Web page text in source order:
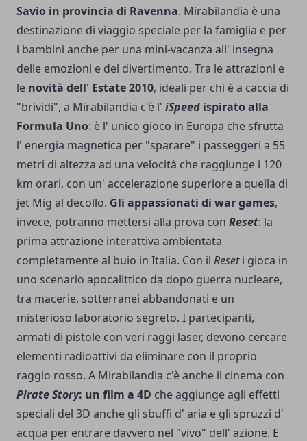
Savio in provincia di Ravenna. Mirabilandia è una
destinazione di viaggio speciale per la famiglia e per
i bambini anche per una mini-vacanza all' insegna
delle emozioni e del divertimento. Tra le attrazioni e
le novità dell' Estate 2010, ideali per chi è a caccia di
"brividi", a Mirabilandia c'è l' iSpeed ispirato alla
Formula Uno: è l' unico gioco in Europa che sfrutta
l' energia magnetica per "sparare" i passeggeri a 55
metri di altezza ad una velocità che raggiunge i 120
km orari, con un' accele­razione superiore a quella di
jet Mig al decollo. Gli appassiona­ti di war games,
invece, po­tranno mettersi alla prova con Reset: la
prima attrazione inte­rattiva ambientata
completamente al buio in Italia. Con il Reseti gioca in
uno scenario apocalittico da dopo guerra nucleare,
tra ma­cerie, sotterranei abbandonati e un
misterioso laboratorio se­greto. I partecipanti,
armati di pistole con veri raggi laser, de­vono cercare
elementi radioat­tivi da eliminare con il proprio
raggio rosso. A Mirabilandia c'è anche il cinema con
Pirate Story: un film a 4D che aggiunge agli ef­fetti
speciali del 3D anche gli sbuffi d' aria e gli spruzzi d'
acqua per entrare davvero nel "vivo" dell' azione. E